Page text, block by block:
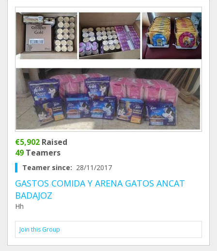
€5,902 Raised
49 Teamers
Teamer since: 28/11/2017
GASTOS COMIDA Y ARENA GATOS ANCAT
BADAJOZ
Hh
Join this Group